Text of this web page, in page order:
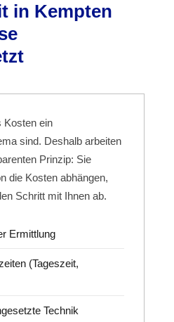
in Kempten
Kosten ein
sind. Deshalb arbeiten
Prinzip: Sie
die Kosten abhängen,
Schritt mit Ihnen ab.
Ermittlung
(Tageszeit,
Technik